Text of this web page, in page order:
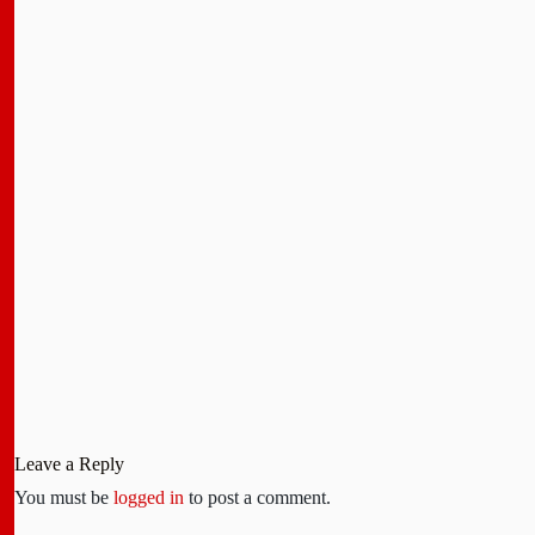
Leave a Reply
You must be logged in to post a comment.